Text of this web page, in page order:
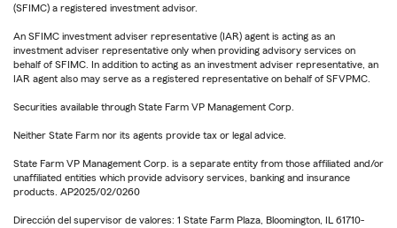
(SFIMC) a registered investment advisor.
An SFIMC investment adviser representative (IAR) agent is acting as an
investment adviser representative only when providing advisory services on
behalf of SFIMC. In addition to acting as an investment adviser representative, an
IAR agent also may serve as a registered representative on behalf of SFVPMC.
Securities available through State Farm VP Management Corp.
Neither State Farm nor its agents provide tax or legal advice.
State Farm VP Management Corp. is a separate entity from those affiliated and/or
unaffiliated entities which provide advisory services, banking and insurance
products. AP2025/02/0260
Dirección del supervisor de valores: 1 State Farm Plaza, Bloomington, IL 61710-